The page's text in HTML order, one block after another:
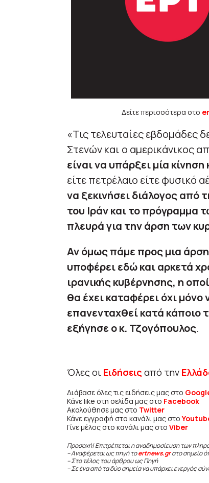
Δείτε περισσότερα στο
«Τις τελευταίες εβδομάδες
Στενών και ο αμερικάνικος
είναι να υπάρξει μία κίνηση
είτε πετρέλαιο είτε φυσικό
να ξεκινήσει διάλογος από
του Ιράν και το πρόγραμμα
πλευρά για την άρση των
Αν όμως πάμε προς μια
υποφέρει εδώ και αρκετά
ιρανικής κυβέρνησης, η
θα έχει καταφέρει όχι μόνο
επανενταχθεί κατά κάποιο
εξήγησε ο κ. Τζογόπουλος.
Όλες οι Ειδήσεις από την
Διάβασε όλες τις ειδήσεις μας στο
Κάνε like στη σελίδα μας στο Facebook
Ακολούθησε μας στο Twitter
Κάνε εγγραφή στο κανάλι μας στο
Γίνε μέλος στο κανάλι μας στο Viber
Προσοχή! Επιτρέπεται η αναδημοσίευση των
– Αναφέρεται ως πηγή τοertnews.gr στο σημείο
– Στο τέλος του άρθρου ως Πηγή
– Σε ένα από τα δύο σημεία να υπάρχει ενεργός